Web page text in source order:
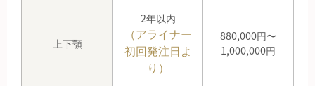
上下顎
2年以内
（アライナー
初回発注日よ
り）
880,000円〜
1,000,000円